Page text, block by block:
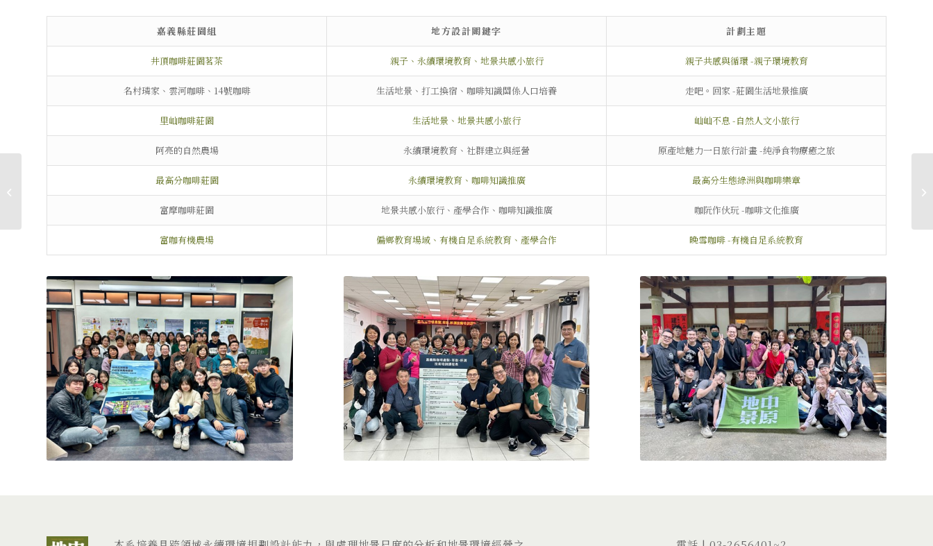
嘉義縣莊園組 地方設計關鍵字 計劃主題
井頂咖啡莊園茗茶 親子、永續環境教育、地景共感小旅行 親子共感與循環 -親子環境教育
名村璘家、雲河咖啡、14號咖啡 生活地景、打工換宿、咖啡知識關係人口培養 走吧。回家 -莊園生活地景推廣
里屾咖啡莊園 生活地景、地景共感小旅行 屾屾不息 -自然人文小旅行
阿亮的自然農場 永續環境教育、社群建立與經營 原產地魅力一日旅行計畫 -純淨食物療癒之旅
最高分咖啡莊園 永續環境教育、咖啡知識推廣 最高分生態綠洲與咖啡樂章
富摩咖啡莊園 地景共感小旅行、產學合作、咖啡知識推廣 咖阮作伙玩 -咖啡文化推廣
富咖有機農場 偏鄉教育場域、有機自足系統教育、產學合作 晚雪咖啡 -有機自足系統教育